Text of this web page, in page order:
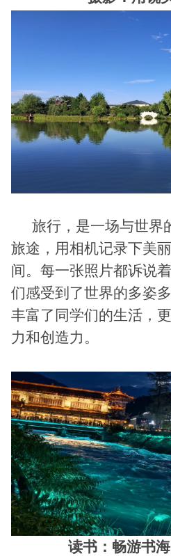
旅行，是一场与世界
旅途，用相机记录下美
间。每一张照片都诉说
们感受到了世界的多姿
丰富了同学们的生活，
力和创造力。
读书：畅游书